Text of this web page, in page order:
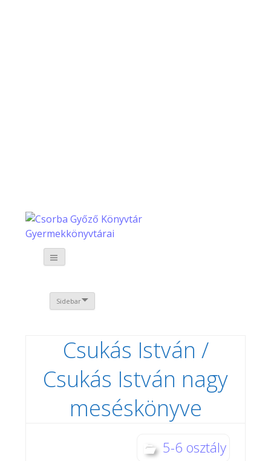
Sidebar
Csukás István /
Csukás István nagy
meséskönyve
5-6 osztály